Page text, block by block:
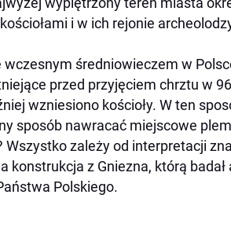
i w ich rejonie
średniowieczem w
przed przyjęciem chrztu w
wzniesiono kościoły. W ten
sposób nawracać miejscowe
Wszystko zależy od interpretacji
konstrukcja z Gniezna, którą
Polskiego.